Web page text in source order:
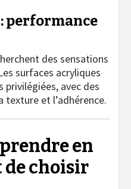
performance
des sensations
surfaces acryliques
avec des
texture et l’adhérence.
en
de choisir